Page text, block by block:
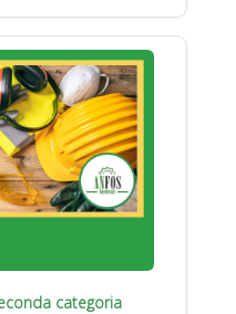
categoria